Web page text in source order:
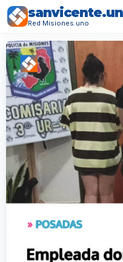
Red Misiones.uno